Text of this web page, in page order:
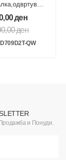
ТСТАК
ден
ден
QW
и Понуди.